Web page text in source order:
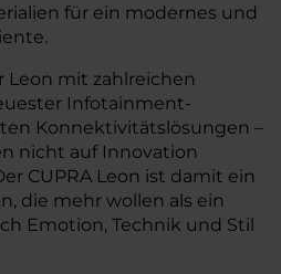
für ein modernes und
mit zahlreichen
Infotainment-
Konnektivitätslösungen –
nicht auf Innovation
CUPRA Leon ist damit ein
die mehr wollen als ein
Emotion, Technik und Stil